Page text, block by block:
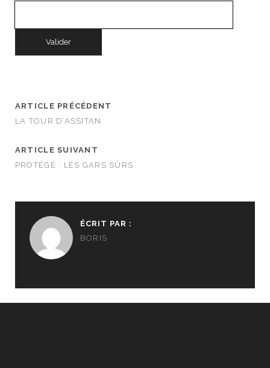
ARTICLE PRÉCÉDENT
LA TOUR D’ASSITAN
ARTICLE SUIVANT
PROTÉGÉ : LES GARS SÛRS
ÉCRIT PAR :
BORIS